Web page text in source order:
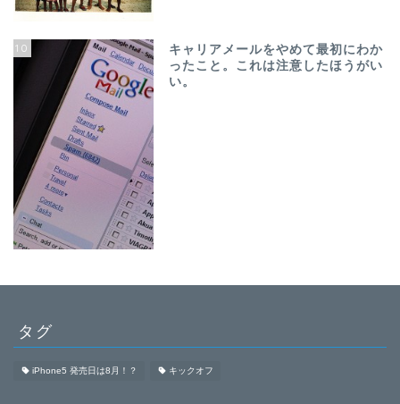
10
キャリアメールをやめて最初にわか
ったこと。これは注意したほうがい
い。
タグ
iPhone5 発売日は8月！？ キックオフ